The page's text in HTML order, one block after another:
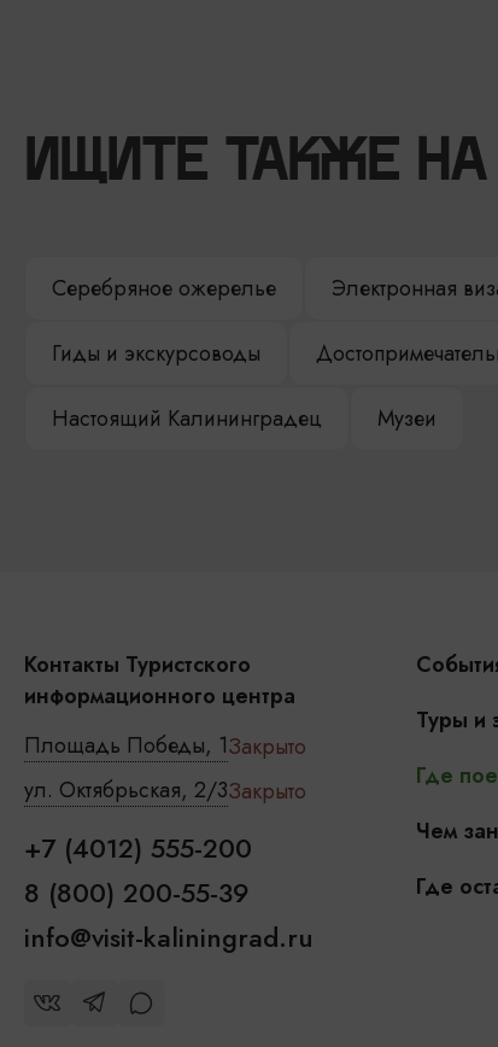
ИЩИТЕ ТАКЖЕ
Серебряное ожерелье Электронная
Гиды и экскурсоводы
Настоящий Калининградец Музеи
Контакты Туристского
информационного центра
Площадь Победы, 1Закрыто
ул. Октябрьская, 2/3Закрыто
+7 (4012) 555-200
8 (800) 200-55-39
info@visit-kaliningrad.ru
Туры и
Где
Чем
Где